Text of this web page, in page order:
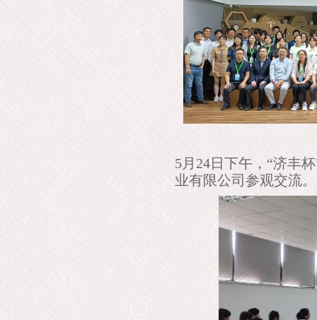
5月24日下午，“济丰
业有限公司参观交流。